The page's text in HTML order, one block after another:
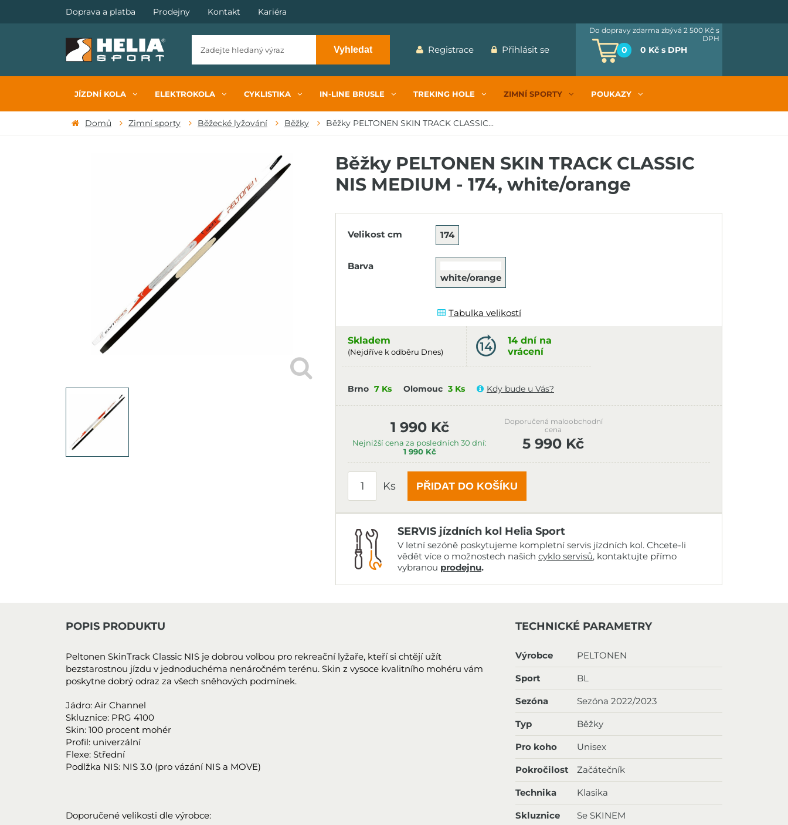
Doprava a platba Prodejny Kontakt Kariéra
Vyhledat Registrace Přihlásit se 0 0 Kč s DPH
Do dopravy zdarma zbývá 2 500 Kč s
DPH
JÍZDNÍ KOLA ELEKTROKOLA CYKLISTIKA IN-LINE BRUSLE TREKING HOLE ZIMNÍ SPORTY POUKAZY
Domů Zimní sporty Běžecké lyžování Běžky Běžky PELTONEN SKIN TRACK CLASSIC...
Běžky PELTONEN SKIN TRACK CLASSIC
NIS MEDIUM - 174, white/orange
Velikost cm 174
Barva
white/orange
Tabulka velikostí
Skladem
(Nejdříve k odběru Dnes)
14 dní na
vrácení
Brno 7 Ks Olomouc 3 Ks Kdy bude u Vás?
1 990 Kč
Nejnižší cena za posledních 30 dní:
1 990 Kč
Doporučená maloobchodní
cena
5 990 Kč
Ks PŘIDAT DO KOŠÍKU
SERVIS jízdních kol Helia Sport
V letní sezóně poskytujeme kompletní servis jízdních kol. Chcete-li
vědět více o možnostech našich cyklo servisů, kontaktujte přímo
vybranou prodejnu.
POPIS PRODUKTU
Peltonen SkinTrack Classic NIS je dobrou volbou pro rekreační lyžaře, kteří si chtějí užít
bezstarostnou jízdu v jednoduchéma nenáročném terénu. Skin z vysoce kvalitního mohéru vám
poskytne dobrý odraz za všech sněhových podmínek.
Jádro: Air Channel
Skluznice: PRG 4100
Skin: 100 procent mohér
Profil: univerzální
Flexe: Střední
Podlžka NIS: NIS 3.0 (pro vázání NIS a MOVE)
Doporučené velikosti dle výrobce:
TECHNICKÉ PARAMETRY
Výrobce PELTONEN
Sport BL
Sezóna Sezóna 2022/2023
Typ Běžky
Pro koho Unisex
Pokročilost Začátečník
Technika Klasika
Skluznice Se SKINEM